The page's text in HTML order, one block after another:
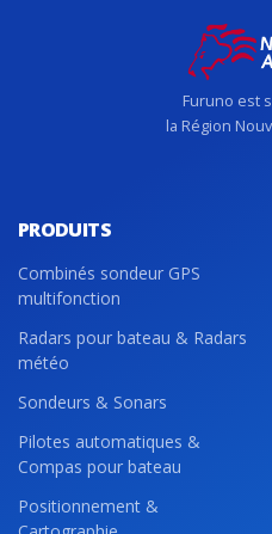
Furuno est
la Région
PRODUITS
Combinés sondeur GPS
multifonction
Radars pour bateau & Radars
météo
Sondeurs & Sonars
Pilotes automatiques &
Compas pour bateau
Positionnement &